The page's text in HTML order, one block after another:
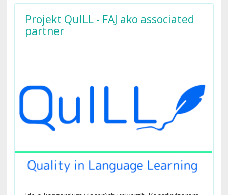
Projekt QuILL - FAJ ako associated
partner